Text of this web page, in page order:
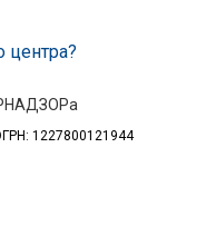
центра?
1227800121944